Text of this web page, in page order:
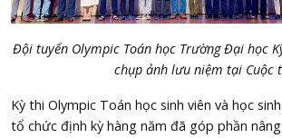
Đội tuyển Olympic Toán học TrườngĐại học K
chụp ảnh lưu niệm tại Cuộc
Kỳ thi Olympic Toán học sinh viên và học
tổ chức định kỳ hàng năm đã góp phần